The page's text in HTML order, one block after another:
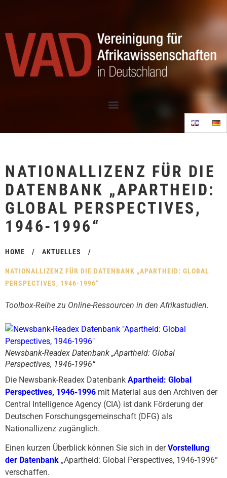
NATIONALLIZENZ FÜR DIE
DATENBANK „APARTHEID:
GLOBAL PERSPECTIVES,
1946-1996“
HOME / AKTUELLES /
NATIONALLIZENZ FÜR DIE DATENBANK „APARTHEID: GLOBAL
PERSPECTIVES, 1946-1996“
Toolbox-Reihe zu Online-Ressourcen in den Afrikastudien.
Newsbank-Readex Datenbank „Apartheid: Global
Perspectives, 1946-1996“
Die Newsbank-Readex Datenbank Apartheid: Global
Perspectives, 1946-1996 mit Material aus den Archiven der
Central Intelligence Agency (CIA) ist dank Förderung der
Deutschen Forschungsgemeinschaft (DFG) als
Nationallizenz zugänglich.
Einen kurzen Überblick können Sie sich in derVorstellung
der Datenbank „Apartheid: Global Perspectives, 1946-1996“
verschaffen.